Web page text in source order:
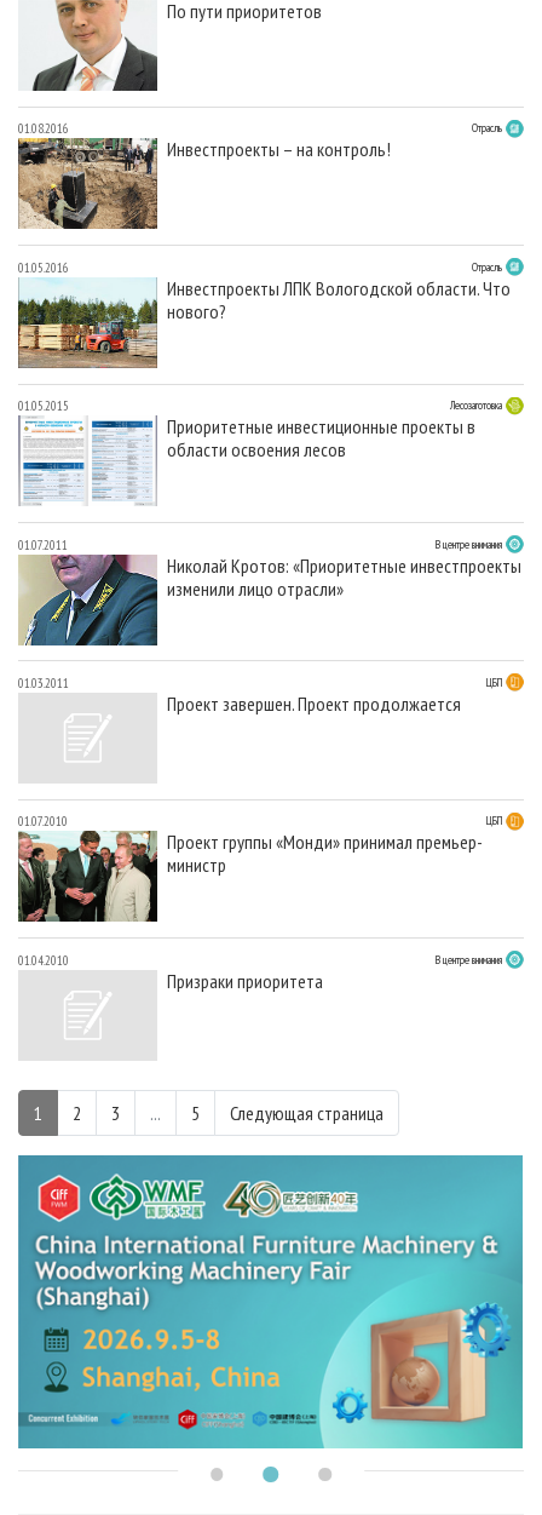
По пути приоритетов
01.08.2016 Отрасль
Инвестпроекты – на контроль!
01.05.2016 Отрасль
Инвестпроекты ЛПК Вологодской области. Что
нового?
01.05.2015 Лесозаготовка
Приоритетные инвестиционные проекты в
области освоения лесов
01.07.2011 В центре внимания
Николай Кротов: «Приоритетные инвестпроекты
изменили лицо отрасли»
01.03.2011 ЦБП
Проект завершен. Проект продолжается
01.07.2010 ЦБП
Проект группы «Монди» принимал премьер-
министр
01.04.2010 В центре внимания
Призраки приоритета
1 2 3 ... 5 Следующая страница